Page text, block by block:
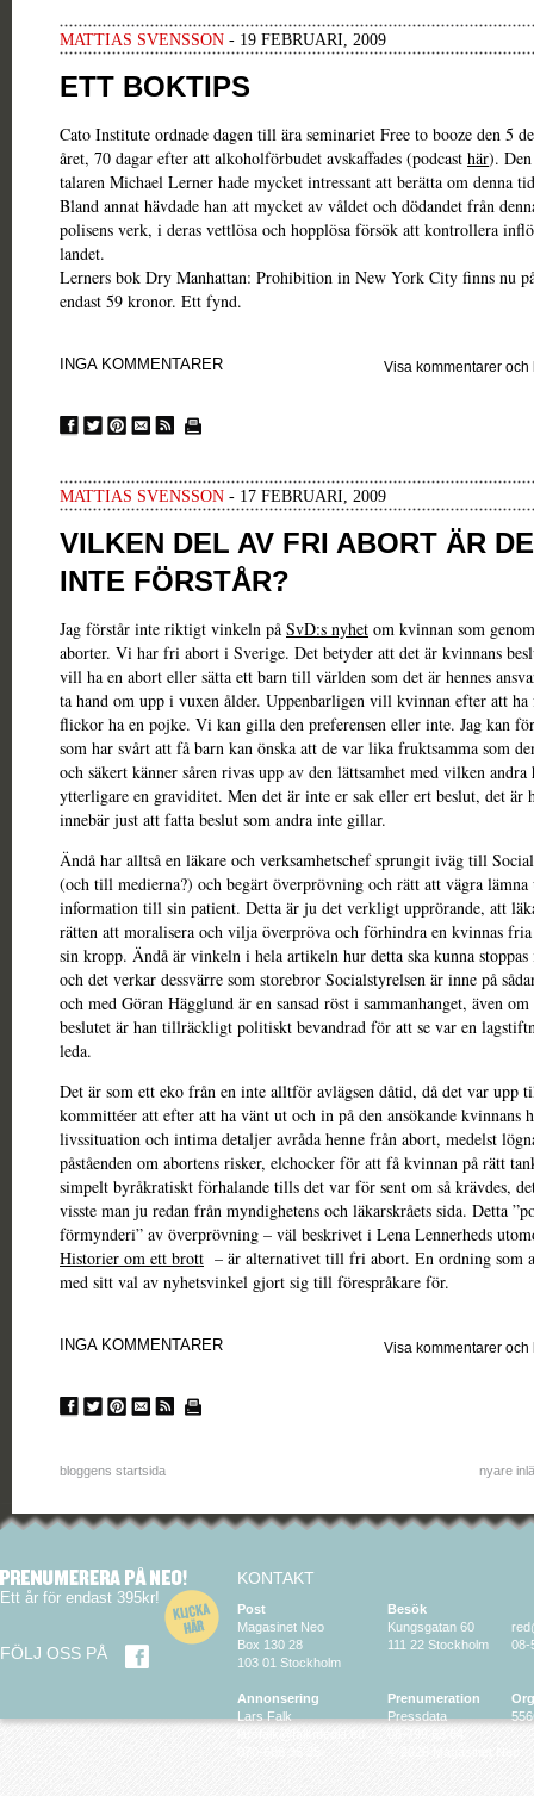
MATTIAS SVENSSON - 19 FEBRUARI, 2009
ETT BOKTIPS
Cato Institute ordnade dagen till ära seminariet Free to booze den 5
året, 70 dagar efter att alkoholförbudet avskaffades (podcast här).
talaren Michael Lerner hade mycket intressant att berätta om denna
Bland annat hävdade han att mycket av våldet och dödandet från
polisens verk, i deras vettlösa och hopplösa försök att kontrollera
landet.
Lerners bok Dry Manhattan: Prohibition in New York City finns nu
endast 59 kronor. Ett fynd.
INGA KOMMENTARER Visa kommentarer och
MATTIAS SVENSSON - 17 FEBRUARI, 2009
VILKEN DEL AV FRI ABORT ÄR
INTE FÖRSTÅR?
Jag förstår inte riktigt vinkeln på SvD:s nyhet om kvinnan som
aborter. Vi har fri abort i Sverige. Det betyder att det är kvinnans
vill ha en abort eller sätta ett barn till världen som det är hennes
ta hand om upp i vuxen ålder. Uppenbarligen vill kvinnan efter att ha
flickor ha en pojke. Vi kan gilla den preferensen eller inte. Jag kan
som har svårt att få barn kan önska att de var lika fruktsamma som
och säkert känner såren rivas upp av den lättsamhet med vilken andra
ytterligare en graviditet. Men det är inte er sak eller ert beslut, det är
innebär just att fatta beslut som andra inte gillar.
Ändå har alltså en läkare och verksamhetschef sprungit iväg till
(och till medierna?) och begärt överprövning och rätt att vägra lämna
information till sin patient. Detta är ju det verkligt upprörande, att
rätten att moralisera och vilja överpröva och förhindra en kvinnas
sin kropp. Ändå är vinkeln i hela artikeln hur detta ska kunna
och det verkar dessvärre som storebror Socialstyrelsen är inne på
och med Göran Hägglund är en sansad röst i sammanhanget, även
beslutet är han tillräckligt politiskt bevandrad för att se var en
leda.
Det är som ett eko från en inte alltför avlägsen dåtid, då det var upp
kommittéer att efter att ha vänt ut och in på den ansökande kvinnans
livssituation och intima detaljer avråda henne från abort, medelst
påståenden om abortens risker, elchocker för att få kvinnan på rätt
simpelt byråkratiskt förhalande tills det var för sent om så krävdes,
visste man ju redan från myndighetens och läkarskråets sida. Detta
förmynderi” av överprövning – väl beskrivet i Lena Lennerheds
Historier om ett brott – är alternativet till fri abort. En ordning som
med sitt val av nyhetsvinkel gjort sig till förespråkare för.
INGA KOMMENTARER Visa kommentarer och
bloggens startsida nyare
Ett år för endast 395kr!
FÖLJ OSS PÅ
KONTAKT
Post
Magasinet Neo
Box 130 28
103 01 Stockholm
Annonsering
Lars Falk
Besök
Kungsgatan 60
111 22 Stockholm
Prenumeration
Pressdata
08-